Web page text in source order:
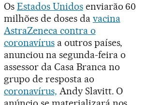
Os Estados Unidosenviarão 60
milhões de doses da vacina
AstraZeneca contra o
coronavírusa outros países,
anunciou na segunda-feira o
assessor da Casa Branca no
grupo de resposta ao
coronavírus, Andy Slavitt. O